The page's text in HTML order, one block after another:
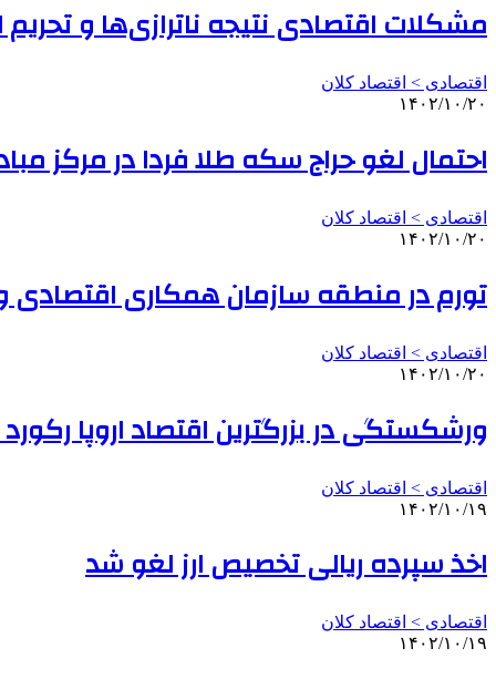
مشکلات اقتصادی نتیجه ناترازی‌ها و
اقتصادی > اقتصاد کلان
۱۴۰۲/۱۰/۲۰
احتمال لغو حراج سکه طلا فردا در مرکز
اقتصادی > اقتصاد کلان
۱۴۰۲/۱۰/۲۰
تورم در منطقه سازمان همکاری اقتصادی و
اقتصادی > اقتصاد کلان
۱۴۰۲/۱۰/۲۰
ورشکستگی در بزرگترین اقتصاد اروپا
اقتصادی > اقتصاد کلان
۱۴۰۲/۱۰/۱۹
اخذ سپرده ریالی تخصیص ارز لغو شد
اقتصادی > اقتصاد کلان
۱۴۰۲/۱۰/۱۹